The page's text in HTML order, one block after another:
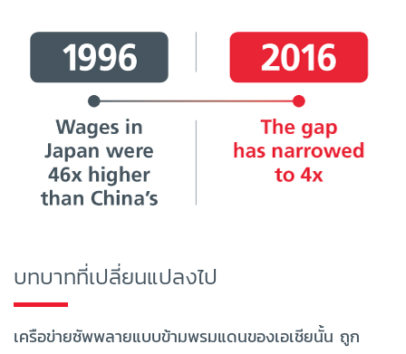
บทบาทที่เปลี่ยนแปลงไป
เครือข่ายซัพพลายแบบข้ามพรมแดนของเอเชียนั้น ถูก